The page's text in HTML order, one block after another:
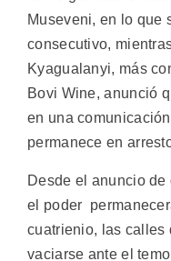
Museveni, en lo que
consecutivo,
Kyagualanyi, más
Bovi Wine, anunció
en una
permanece en
Desde el anuncio de
el poder
cuatrienio, las calles
vaciarse ante el